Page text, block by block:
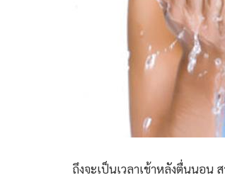
ถึงจะเป็นเวลาเช้าหลังตื่นนอ